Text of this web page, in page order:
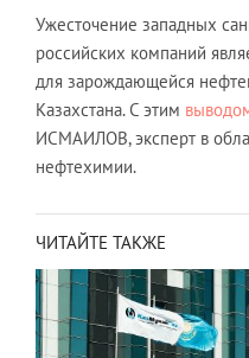
Ужесточение западных
российских компаний
для зарождающейся
Казахстана. С этим
ИСМАИЛОВ, эксперт в
нефтехимии.
ЧИТАЙТЕ ТАКЖЕ